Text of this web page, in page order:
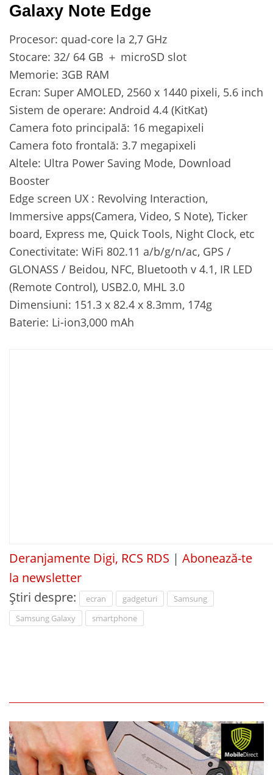
Galaxy Note Edge
Procesor: quad-core la 2,7 GHz
Stocare: 32/ 64 GB ＋ microSD slot
Memorie: 3GB RAM
Ecran: Super AMOLED, 2560 x 1440 pixeli, 5.6 inch
Sistem de operare: Android 4.4 (KitKat)
Camera foto principală: 16 megapixeli
Camera foto frontală: 3.7 megapixeli
Altele: Ultra Power Saving Mode, Download
Booster
Edge screen UX : Revolving Interaction,
Immersive apps(Camera, Video, S Note), Ticker
board, Express me, Quick Tools, Night Clock, etc
Conectivitate: WiFi 802.11 a/b/g/n/ac, GPS /
GLONASS / Beidou, NFC, Bluetooth v 4.1, IR LED
(Remote Control), USB2.0, MHL 3.0
Dimensiuni: 151.3 x 82.4 x 8.3mm, 174g
Baterie: Li-ion3,000 mAh
Deranjamente Digi, RCS RDS | Abonează-te
la newsletter
Știri despre:
ecran gadgeturi
Samsung
Samsung Galaxy
smartphone